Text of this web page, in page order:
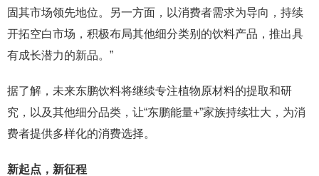
固其市场领先地位。另一方面，以消费者需求为导向，持续
开拓空白市场，积极布局其他细分类别的饮料产品，推出具
有成长潜力的新品。”
据了解，未来东鹏饮料将继续专注植物原材料的提取和研
究，以及其他细分品类，让“东鹏能量+”家族持续壮大，为消
费者提供多样化的消费选择。
新起点，新征程